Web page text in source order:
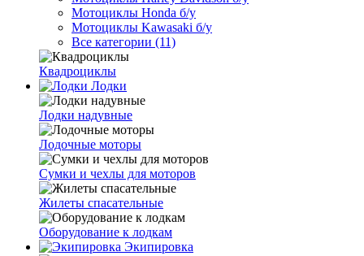
Мотоциклы Honda б/у
Мотоциклы Kawasaki б/у
Все категории (11)
Квадроциклы
Лодки
Лодки надувные
Лодочные моторы
Сумки и чехлы для моторов
Жилеты спасательные
Оборудование к лодкам
Экипировка